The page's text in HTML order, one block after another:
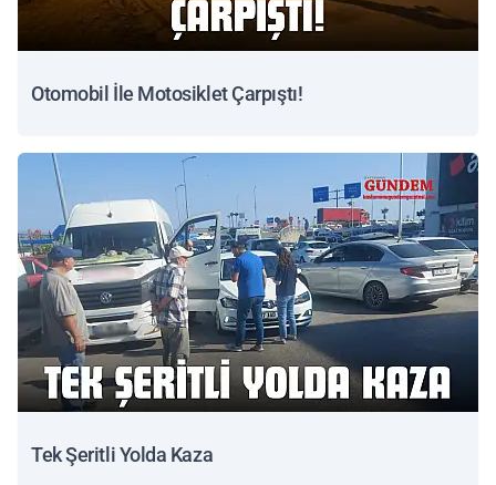
Otomobil İle Motosiklet Çarpıştı!
Tek Şeritli Yolda Kaza